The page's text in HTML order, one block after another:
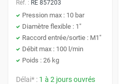
Réf. : RE 857203
Pression max : 10 bar
Diamètre flexible : 1"
Raccord entrée/sortie : M1"
Débit max : 100 l/min
Poids : 26 kg
Délai* : 1 à 2 jours ouvrés